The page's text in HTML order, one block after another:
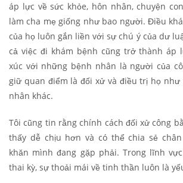
áp lực về sức khỏe, hôn nhân, chuyện
làm cha mẹ giống như bao người. Điều
của họ luôn gắn liền với sự chú ý của dư
cả việc đi khám bệnh cũng trở thành áp
xúc với những bệnh nhân là người của
giữ quan điểm là đối xử và điều trị họ
nhân khác.
Tôi cũng tin rằng chính cách đối xử công
thấy dễ chịu hơn và có thể chia sẻ
khăn mình đang gặp phải. Trong lĩnh
thai kỳ, sự thoải mái về tinh thần luôn là